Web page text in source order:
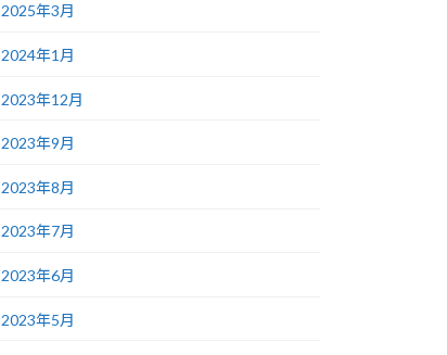
2025年3月
2024年1月
2023年12月
2023年9月
2023年8月
2023年7月
2023年6月
2023年5月